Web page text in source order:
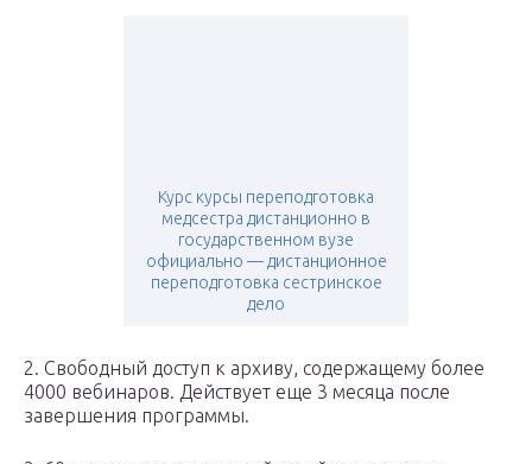
Курс курсы переподготовка
медсестра дистанционно в
государственном вузе
официально — дистанционное
переподготовка сестринское
дело
2. Свободный доступ к архиву, содержащему более
4000 вебинаров. Действует еще 3 месяца после
завершения программы.